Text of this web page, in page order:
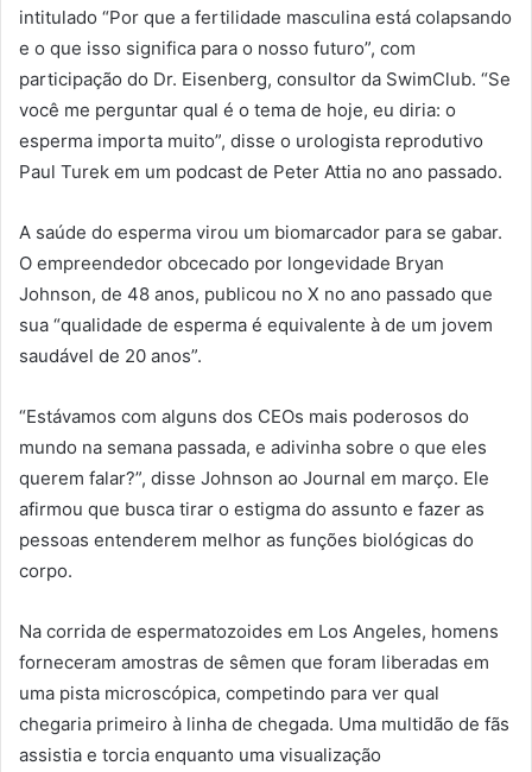
intitulado “Por que a fertilidade masculina está colapsando
e o que isso significa para o nosso futuro”, com
participação do Dr. Eisenberg, consultor da SwimClub. “Se
você me perguntar qual é o tema de hoje, eu diria: o
esperma importa muito”, disse o urologista reprodutivo
Paul Turek em um podcast de Peter Attia no ano passado.
A saúde do esperma virou um biomarcador para se gabar.
O empreendedor obcecado por longevidade Bryan
Johnson, de 48 anos, publicou no X no ano passado que
sua “qualidade de esperma é equivalente à de um jovem
saudável de 20 anos”.
“Estávamos com alguns dos CEOs mais poderosos do
mundo na semana passada, e adivinha sobre o que eles
querem falar?”, disse Johnson ao Journal em março. Ele
afirmou que busca tirar o estigma do assunto e fazer as
pessoas entenderem melhor as funções biológicas do
corpo.
Na corrida de espermatozoides em Los Angeles, homens
forneceram amostras de sêmen que foram liberadas em
uma pista microscópica, competindo para ver qual
chegaria primeiro à linha de chegada. Uma multidão de fãs
assistia e torcia enquanto uma visualização